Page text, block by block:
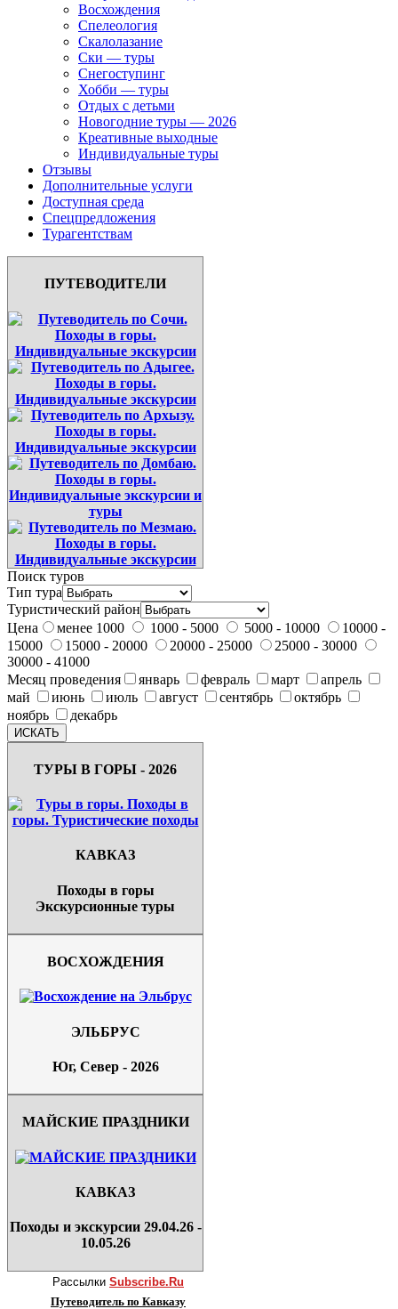
Восхождения
Спелеология
Скалолазание
Ски — туры
Снегоступинг
Хобби — туры
Отдых с детьми
Новогодние туры — 2026
Креативные выходные
Индивидуальные туры
Отзывы
Дополнительные услуги
Доступная среда
Спецпредложения
Турагентствам
ПУТЕВОДИТЕЛИ
Поиск туров
Тип тура
Туристический район
Цена
менее 1000 1000 - 5000 5000 - 10000
10000 -
15000
15000 - 20000 20000 - 25000
25000 - 30000
30000 - 41000
Месяц проведения
январь февраль март
апрель
май
июнь июль август сентябрь
октябрь
ноябрь
декабрь
ТУРЫ В ГОРЫ - 2026
КАВКАЗ
Походы в горы
Экскурсионные туры
ВОСХОЖДЕНИЯ
ЭЛЬБРУС
Юг, Север - 2026
МАЙСКИЕ ПРАЗДНИКИ
КАВКАЗ
Походы и экскурсии 29.04.26 -
10.05.26
Рассылки Subscribe.Ru
Путеводитель по Кавказу